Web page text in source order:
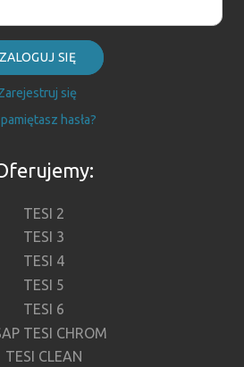
ZALOGUJ SIĘ
się
hasła?
TESI 2
TESI 3
TESI 4
TESI 5
TESI 6
TESI CHROM
TESI CLEAN